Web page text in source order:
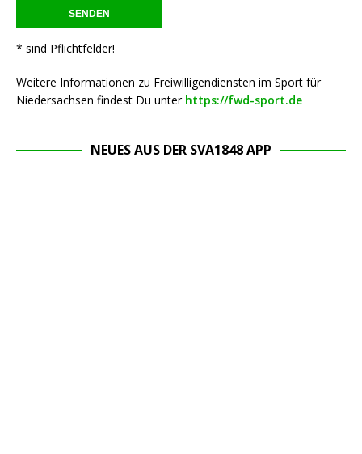
* sind Pflichtfelder!
Weitere Informationen zu Freiwilligendiensten im Sport für
Niedersachsen findest Du unter https://fwd-sport.de
NEUES AUS DER SVA1848 APP